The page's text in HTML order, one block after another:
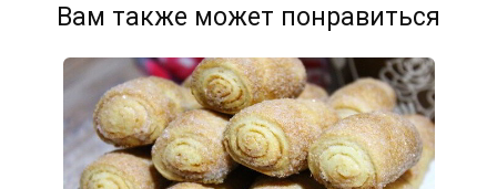
Вам также может понравиться